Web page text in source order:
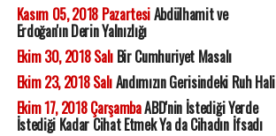
Kasım 05, 2018 PazartesiAbdülhamit ve
Erdoğan'ın Derin Yalnızlığı
Ekim 30, 2018 SalıBir Cumhuriyet Masalı
Ekim 23, 2018 SalıAndımızın Gerisindeki Ruh Hali
Ekim 17, 2018 ÇarşambaABD'nin İstediği Yerde
İstediği Kadar Cihat Etmek Ya da Cihadın İfsadı